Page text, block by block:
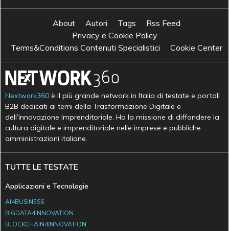
About Autori Tags
Rss Feed
Privacy e Cookie Policy
Terms&Conditions Contenuti Specialistici
Cookie Center
Nextwork360 è il più grande network in Italia di testate e portali
B2B dedicati ai temi della Trasformazione Digitale e
dell’Innovazione Imprenditoriale. Ha la missione di diffondere la
cultura digitale e imprenditoriale nelle imprese e pubbliche
amministrazioni italiane.
TUTTE LE TESTATE
Applicazioni e Tecnologie
AI4BUSINESS
BIGDATA4INNOVATION
BLOCKCHAIN4INNOVATION